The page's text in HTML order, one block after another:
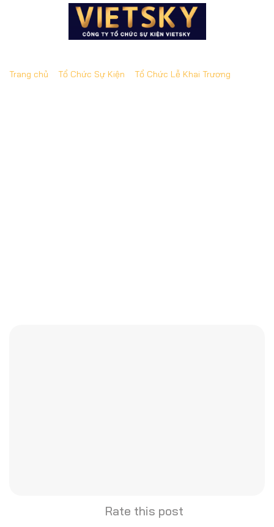
Trang chủ Tổ Chức Sự Kiện Tổ Chức Lễ Khai Trương
Rate this post